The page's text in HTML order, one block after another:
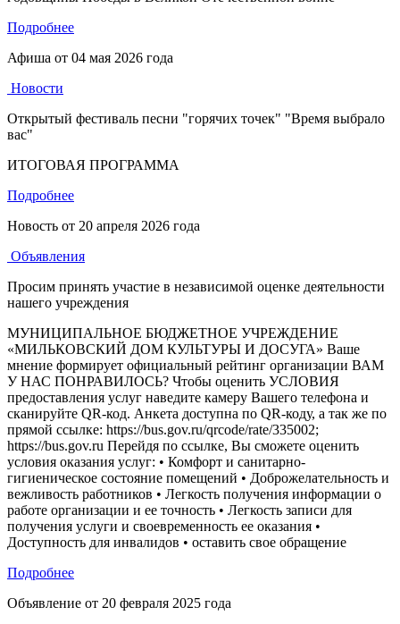
Подробнее
Афиша от 04 мая 2026 года
Новости
Открытый фестиваль песни "горячих точек" "Время выбрало
вас"
ИТОГОВАЯ ПРОГРАММА
Подробнее
Новость от 20 апреля 2026 года
Объявления
Просим принять участие в независимой оценке деятельности
нашего учреждения
МУНИЦИПАЛЬНОЕ БЮДЖЕТНОЕ УЧРЕЖДЕНИЕ
«МИЛЬКОВСКИЙ ДОМ КУЛЬТУРЫ И ДОСУГА» Ваше
мнение формирует официальный рейтинг организации ВАМ
У НАС ПОНРАВИЛОСЬ? Чтобы оценить УСЛОВИЯ
предоставления услуг наведите камеру Вашего телефона и
сканируйте QR-код. Анкета доступна по QR-коду, а так же по
прямой ссылке: https://bus.gov.ru/qrcode/rate/335002;
https://bus.gov.ru Перейдя по ссылке, Вы сможете оценить
условия оказания услуг: • Комфорт и санитарно-
гигиеническое состояние помещений • Доброжелательность и
вежливость работников • Легкость получения информации о
работе организации и ее точность • Легкость записи для
получения услуги и своевременность ее оказания •
Доступность для инвалидов • оставить свое обращение
Подробнее
Объявление от 20 февраля 2025 года